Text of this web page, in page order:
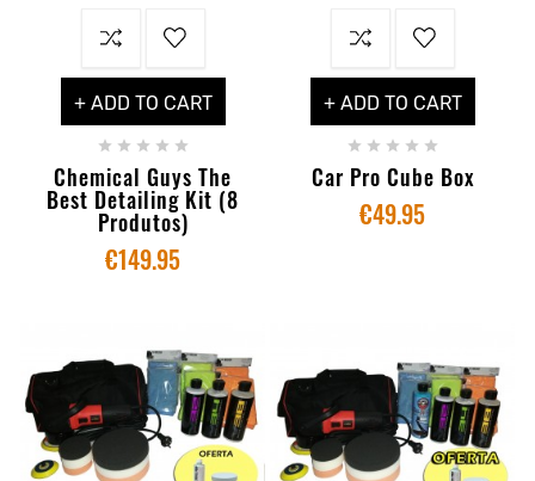
+ ADD TO CART
    
Chemical Guys The
Best Detailing Kit (8
Produtos)
€149.95
+ ADD TO CART
    
Car Pro Cube Box
€49.95